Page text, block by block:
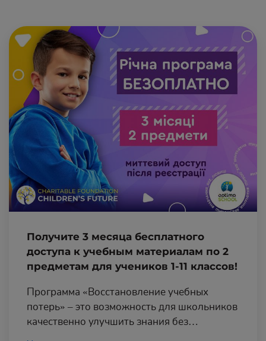
Получите 3 месяца бесплатного
доступа к учебным материалам по 2
предметам для учеников 1-11 классов!
Программа «Восстановление учебных
потерь» – это возможность для школьников
качественно улучшить знания без